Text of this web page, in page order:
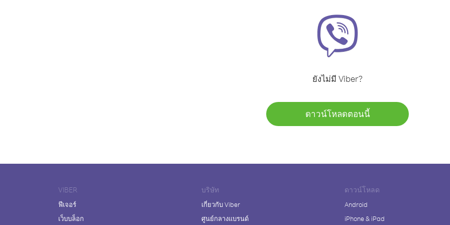
ยังไม่มี Viber?
ดาวน์โหลดตอนนี้
VIBER
ฟีเจอร์
เว็บบล็อก
บริษัท
เกี่ยวกับ Viber
ศูนย์กลางแบรนด์
ดาวน์โหลด
Android
iPhone & iPad